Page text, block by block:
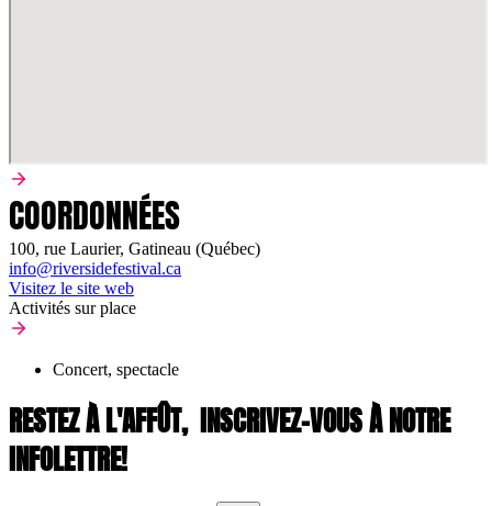
COORDONNÉES
100, rue Laurier, Gatineau (Québec)
info@riversidefestival.ca
Visitez le site web
Activités sur place
Concert, spectacle
RESTEZ À L'AFFÛT, INSCRIVEZ-VOUS À NOTRE
INFOLETTRE!